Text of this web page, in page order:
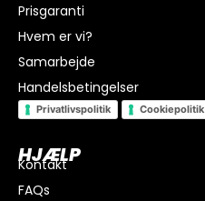
Prisgaranti
Hvem er vi?
Samarbejde
Handelsbetingelser
Privatlivspolitik Cookiepolitik
HJÆLP
Kontakt
FAQs